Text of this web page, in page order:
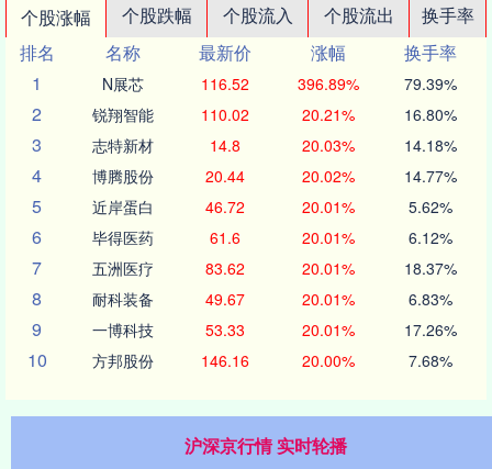
个股涨幅 个股跌幅 个股流入 个股流出
换手率
排名
名称 最新价 涨幅
换手率
1
N展芯 116.52 396.89% 79.39%
2 锐翔智能 110.02 20.21% 16.80%
3 志特新材 14.8 20.03% 14.18%
4 博腾股份 20.44 20.02% 14.77%
5 近岸蛋白 46.72 20.01% 5.62%
6 毕得医药 61.6 20.01% 6.12%
7 五洲医疗 83.62 20.01% 18.37%
8 耐科装备 49.67 20.01% 6.83%
9 一博科技 53.33 20.01% 17.26%
10 方邦股份 146.16 20.00% 7.68%
沪深京行情 实时轮播